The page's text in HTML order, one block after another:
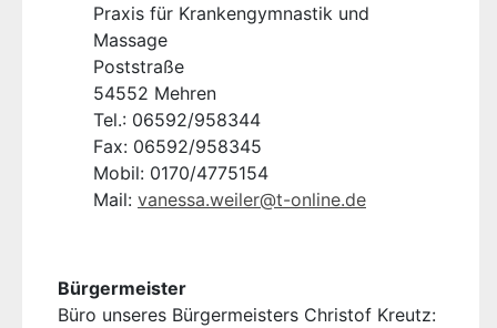
Praxis für Krankengymnastik und
Massage
Poststraße
54552 Mehren
Tel.: 06592/958344
Fax: 06592/958345
Mobil: 0170/4775154
Mail: vanessa.weiler@t-online.de
Bürgermeister
Büro unseres Bürgermeisters Christof Kreutz: